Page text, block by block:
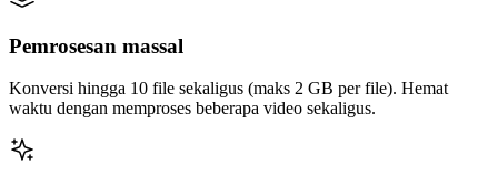
Pemrosesan massal
Konversi hingga 10 file sekaligus (maks 2 GB per file). Hemat
waktu dengan memproses beberapa video sekaligus.